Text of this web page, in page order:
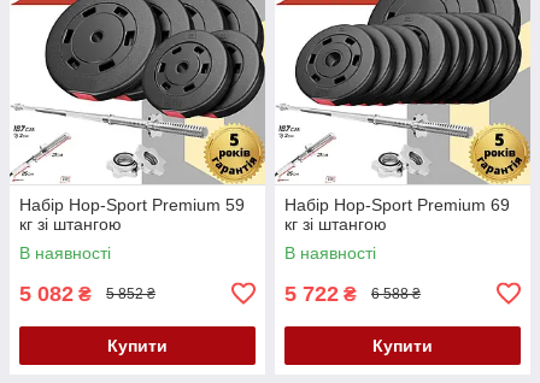
Набір Hop-Sport Premium 59
кг зі штангою
В наявності
5 082 ₴ 5 852 ₴
Купити
Набір Hop-Sport Premium 69
кг зі штангою
В наявності
5 722 ₴ 6 588 ₴
Купити